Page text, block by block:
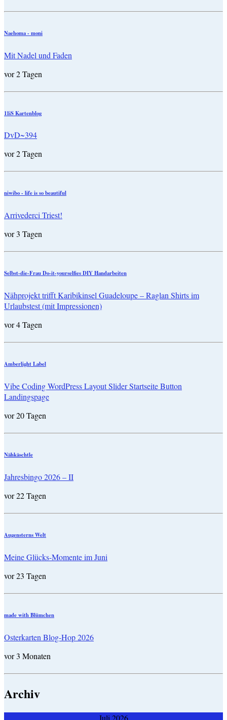
Naehoma - moni
Mit Nadel und Faden
vor 2 Tagen
11iS Kartenblog
DvD~394
vor 2 Tagen
niwibo - life is so beautiful
Arrivederci Triest!
vor 3 Tagen
Selbst-die-Frau Do-it-yourselfies DIY Handarbeiten
Nähprojekt trifft Karibikinsel Guadeloupe – Raglan Shirts im
Urlaubstest (mit Impressionen)
vor 4 Tagen
Amberlight Label
Vibe Coding WordPress Layout Slider Startseite Button
Landingspage
vor 20 Tagen
Nähkäschtle
Jahresbingo 2026 – II
vor 22 Tagen
Augensterns Welt
Meine Glücks-Momente im Juni
vor 23 Tagen
made with Blümchen
Osterkarten Blog-Hop 2026
vor 3 Monaten
Archiv
Juli 2026